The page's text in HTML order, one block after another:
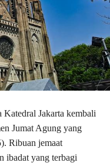
Katedral Jakarta kembali
Jumat Agung yang
Ribuan jemaat
ibadat yang terbagi